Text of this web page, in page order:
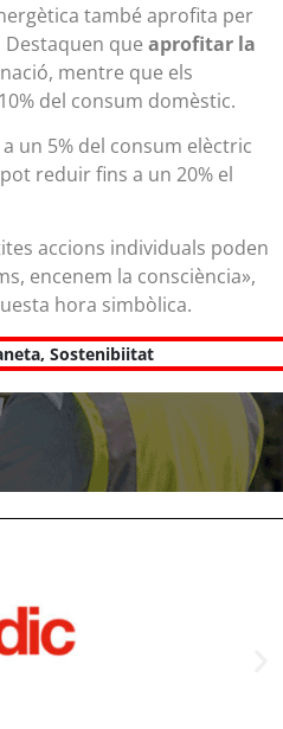
també aprofita per
Destaquen que aprofitar la
mentre que els
del consum domèstic.
un 5% del consum elèctric
reduir fins a un 20% el
accions individuals poden
encenem la consciència»,
hora simbòlica.
, Sostenibiitat